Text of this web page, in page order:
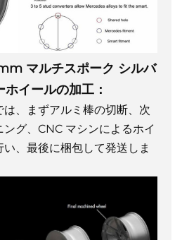
マルチスポーク シルバ
イールの加工：
、まずアルミ棒の切断、次
グ、CNC マシンによるホイ
、最後に梱包して発送しま